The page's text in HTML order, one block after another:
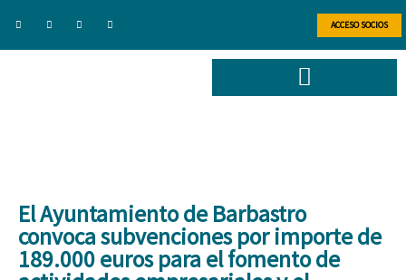
ACCESO SOCIOS
a w i n
El Ayuntamiento de Barbastro
convoca subvenciones por importe de
189.000 euros para el fomento de